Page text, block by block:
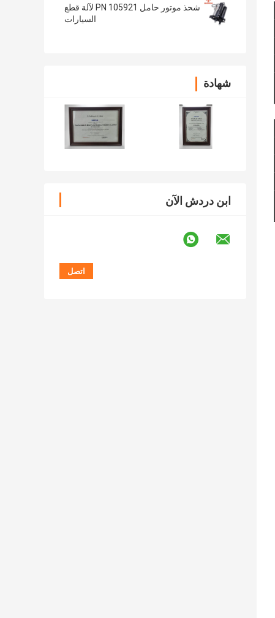
شحذ موتور حامل PN 105921 لآلة قطع
السيارات
شهادة
ابن دردش الآن